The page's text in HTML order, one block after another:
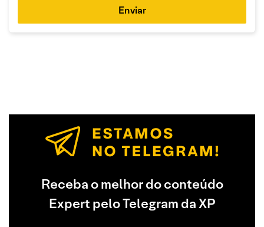
Enviar
Receba o melhor do conteúdo
Expert pelo Telegram da XP